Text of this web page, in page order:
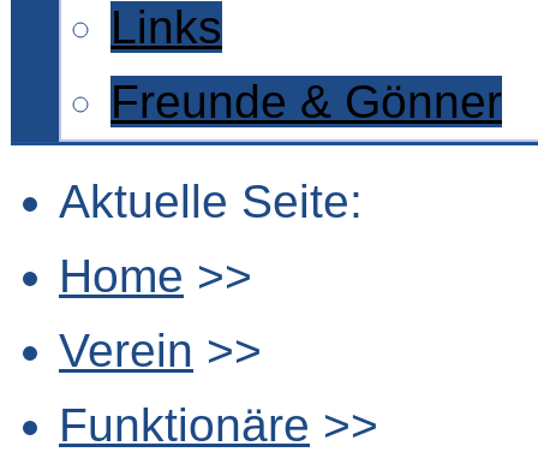
Links
Freunde & Gönner
Aktuelle Seite:
Home >>
Verein >>
Funktionäre >>